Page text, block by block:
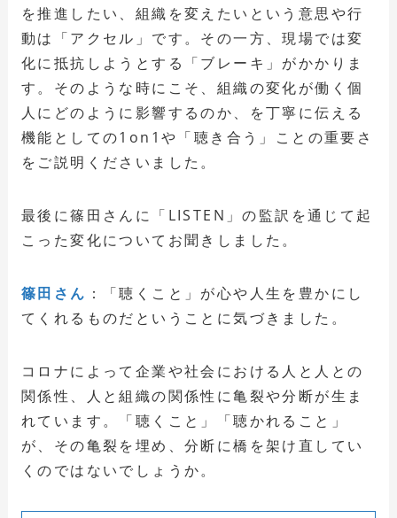
を推進したい、組織を変えたいという意思や行
動は「アクセル」です。その一方、現場では変
化に抵抗しようとする「ブレーキ」がかかりま
す。そのような時にこそ、組織の変化が働く個
人にどのように影響するのか、を丁寧に伝える
機能としての1on1や「聴き合う」ことの重要さ
をご説明くださいました。
最後に篠田さんに「LISTEN」の監訳を通じて起
こった変化についてお聞きしました。
篠田さん ：「聴くこと」が心や人生を豊かにし
てくれるものだということに気づきました。
コロナによって企業や社会における人と人との
関係性、人と組織の関係性に亀裂や分断が生ま
れています。「聴くこと」「聴かれること」
が、その亀裂を埋め、分断に橋を架け直してい
くのではないでしょうか。